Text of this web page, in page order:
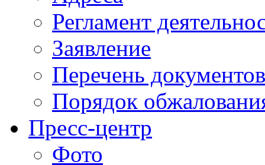
Регламент
Заявление
Перечень документов
Порядок
Пресс-центр
Фото